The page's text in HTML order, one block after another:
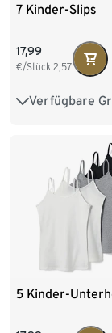
7 Kinder-Slips
17,99
€/Stück 2,57
Verfügbare
122/128 134/
170/176
5 Kinder-